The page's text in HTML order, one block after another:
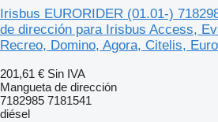
Irisbus EURORIDER (01.01-)
de dirección para Irisbus Access,
Recreo, Domino, Agora, Citelis,
201,61 € Sin IVA
Mangueta de dirección
7182985 7181541
diésel